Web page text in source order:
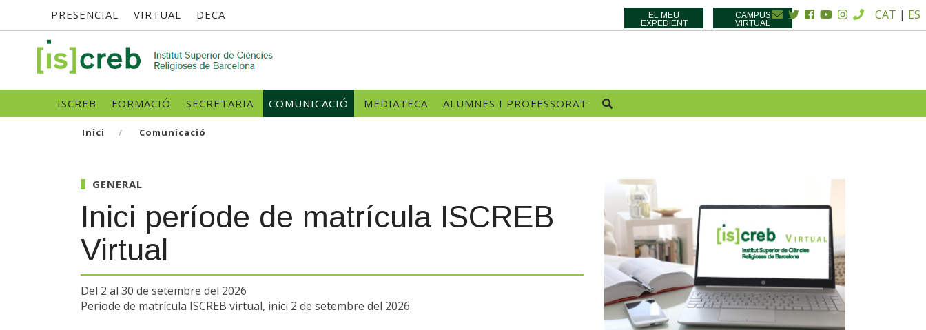
contingut
Menú
superior
SK
PRESENCIAL VIRTUAL DECA
EL MEU
EXPEDIENT
CAMPUS
VIRTUAL
CAT | ES
Navegació
principal
ISCREB FORMACIÓ SECRETARIA COMUNICACIÓ MEDIATECA ALUMNES I PROFESSORAT
Inici Comunicació
GENERAL
Inici període de matrícula ISCREB
Virtual
Del 2 al 30 de setembre del 2026
Període de matrícula ISCREB virtual, inici 2 de setembre del 2026.